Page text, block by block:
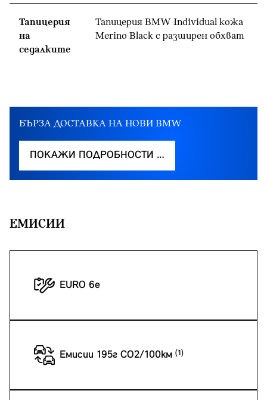
Тапицерия
на
седалките
Тапицерия BMW Individual кожа
Merino Black с разширен обхват
БЪРЗА ДОСТАВКА НА НОВИ BMW
ПОКАЖИ ПОДРОБНОСТИ …
EМИСИИ
EURO 6e
Емисии 195г CO2/100км